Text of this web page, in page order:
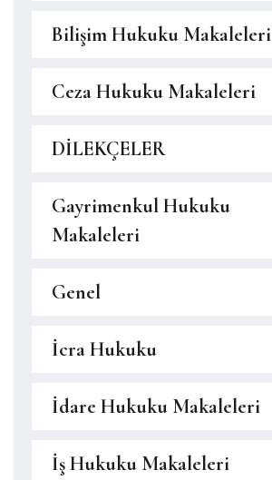
Bilişim Hukuku Makaleleri
Ceza Hukuku Makaleleri
DİLEKÇELER
Gayrimenkul Hukuku
Makaleleri
Genel
İcra Hukuku
İdare Hukuku Makaleleri
İş Hukuku Makaleleri